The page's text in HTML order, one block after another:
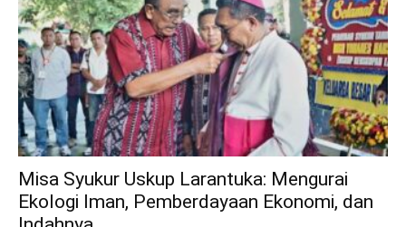
Misa Syukur Uskup Larantuka: Mengurai
Ekologi Iman, Pemberdayaan Ekonomi, dan